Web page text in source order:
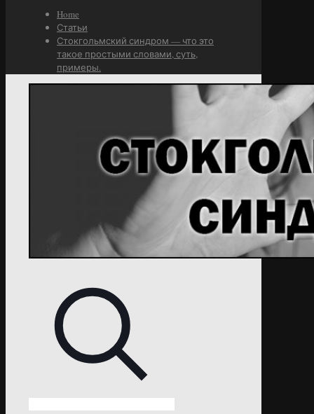
Home
Статьи
Стокгольмский синдром — что это
такое простыми словами, суть,
примеры.